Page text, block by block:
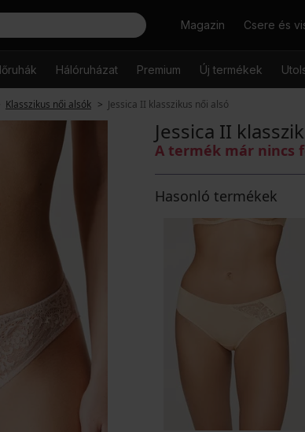
KeresésMagazin Csere és
Hálóruházat Premium Új termékek
Klasszikus női alsók Jessica II klasszikus női alsó
Jessica II
A termék már nincs
Hasonló termékek